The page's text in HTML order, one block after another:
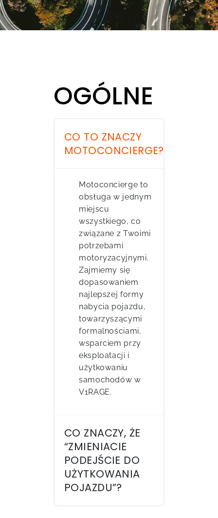
OGÓLNE
CO TO ZNACZY
MOTOCONCIERGE?
Motoconcierge to
obsługa w jednym
miejscu
wszystkiego, co
związane z Twoimi
potrzebami
motoryzacyjnymi.
Zajmiemy się
dopasowaniem
najlepszej formy
nabycia pojazdu,
towarzyszącymi
formalnościami,
wsparciem przy
eksploatacji i
użytkowaniu
samochodów w
V1RAGE.
CO ZNACZY, ŻE
“ZMIENIACIE
PODEJŚCIE DO
UŻYTKOWANIA
POJAZDU”?